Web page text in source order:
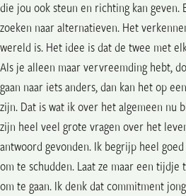
die jou ook steun en richting kan geven.
zoeken naar alternatieven. Het
wereld is. Het idee is dat de twee met
Als je alleen maar vervreemding hebt,
gaan naar iets anders, dan kan het op
zijn. Dat is wat ik over het algemeen nu
zijn heel veel grote vragen over het
antwoord gevonden. Ik begrijp heel
om te schudden. Laat ze maar een
om te gaan. Ik denk dat commitment